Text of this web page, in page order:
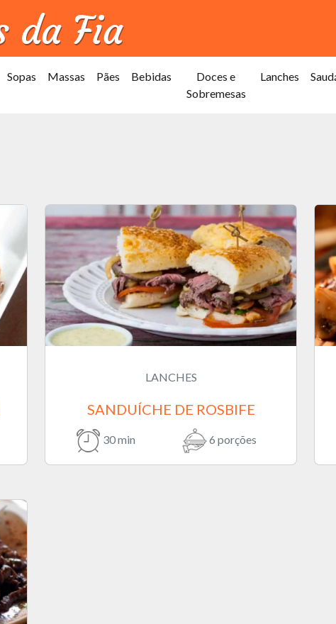
Sopas Massas Pães Bebidas
Doces e
Sobremesas
Lanches
LANCHES
SANDUÍCHE DE ROSBIFE
30 min 6 porções